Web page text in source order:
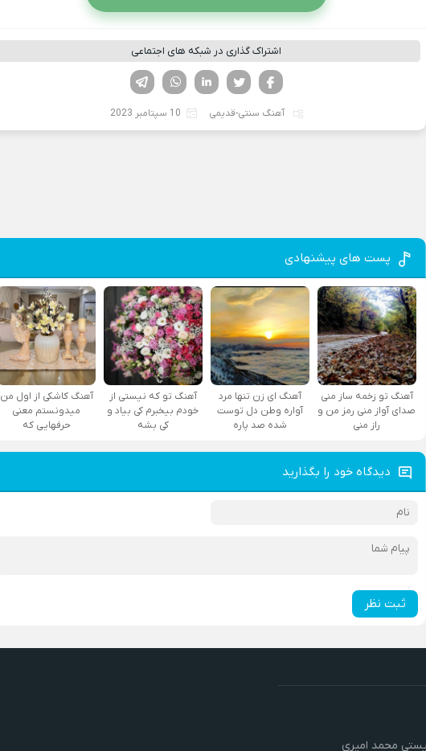
اشتراک گذاری در شبکه های اجتماعی
لینکدین تویتر
فیسوک
آهنگ سنتی-قدیمی 10 سپتامبر 2023
پست های پیشنهادی
آهنگ تو زخمه ساز منی
صدای آواز منی رمز من و
راز منی
آهنگ ای زن تنها مرد
آواره وطن دل توست
شده صد پاره
آهنگ تو که نیستی از
خودم بیخبرم کی بیاد و
کی بشه
آهنگ کاشکی از اول من
میدونستم معنی
حرفهایی که
دیدگاه خود را بگذارید
ثبت نظر
محمد امیری